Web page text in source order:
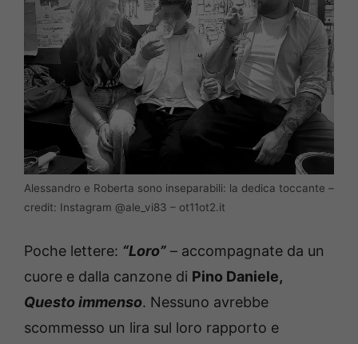
Alessandro e Roberta sono inseparabili: la dedica toccante –
credit: Instagram @ale_vi83 – ot11ot2.it
Poche lettere: “Loro” – accompagnate da un
cuore e dalla canzone di Pino Daniele,
Questo immenso. Nessuno avrebbe
scommesso un lira sul loro rapporto e